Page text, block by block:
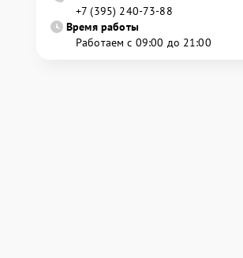
+7 (395) 240-73-88
Время работы
Работаем с 09:00 до 21:00